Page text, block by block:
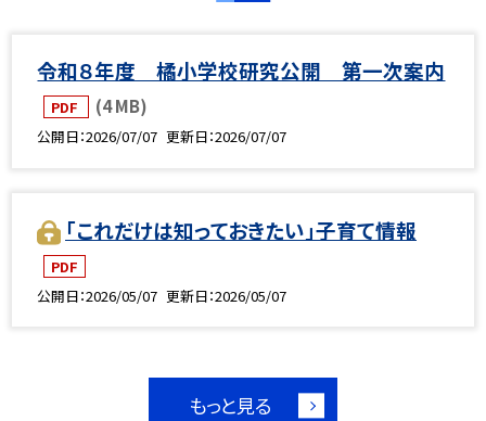
令和８年度 橘小学校研究公開 第一次案内
PDF (4 MB)
公開日 2026/07/07 更新日 2026/07/07
「これだけは知っておきたい」子育て情報
PDF
公開日 2026/05/07 更新日 2026/05/07
もっと見る